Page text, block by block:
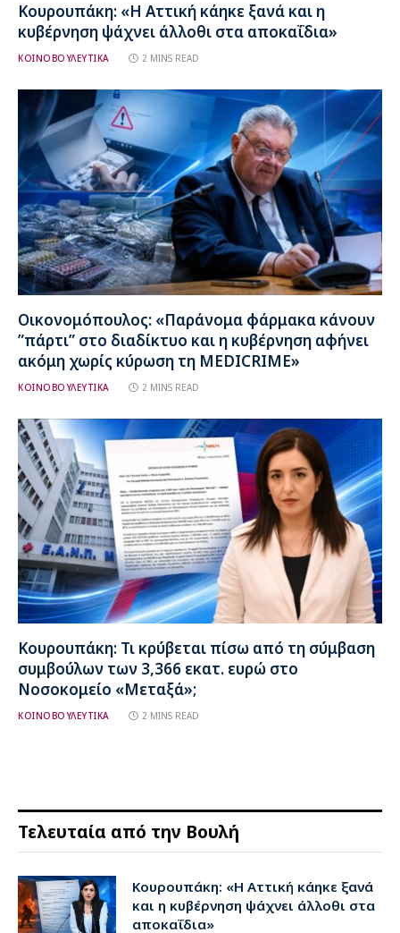
Κουρουπάκη: «Η Αττική κάηκε ξανά και η
κυβέρνηση ψάχνει άλλοθι στα αποκαΐδια»
ΚΟΙΝΟΒΟΥΛΕΥΤΙΚΑ 2 MINS READ
Οικονομόπουλος: «Παράνομα φάρμακα κάνουν
”πάρτι” στο διαδίκτυο και η κυβέρνηση αφήνει
ακόμη χωρίς κύρωση τη MEDICRIME»
ΚΟΙΝΟΒΟΥΛΕΥΤΙΚΑ 2 MINS READ
Κουρουπάκη: Τι κρύβεται πίσω από τη σύμβαση
συμβούλων των 3,366 εκατ. ευρώ στο
Νοσοκομείο «Μεταξά»;
ΚΟΙΝΟΒΟΥΛΕΥΤΙΚΑ 2 MINS READ
Τελευταία από την Βουλή
Κουρουπάκη: «Η Αττική κάηκε ξανά
και η κυβέρνηση ψάχνει άλλοθι στα
αποκαΐδια»